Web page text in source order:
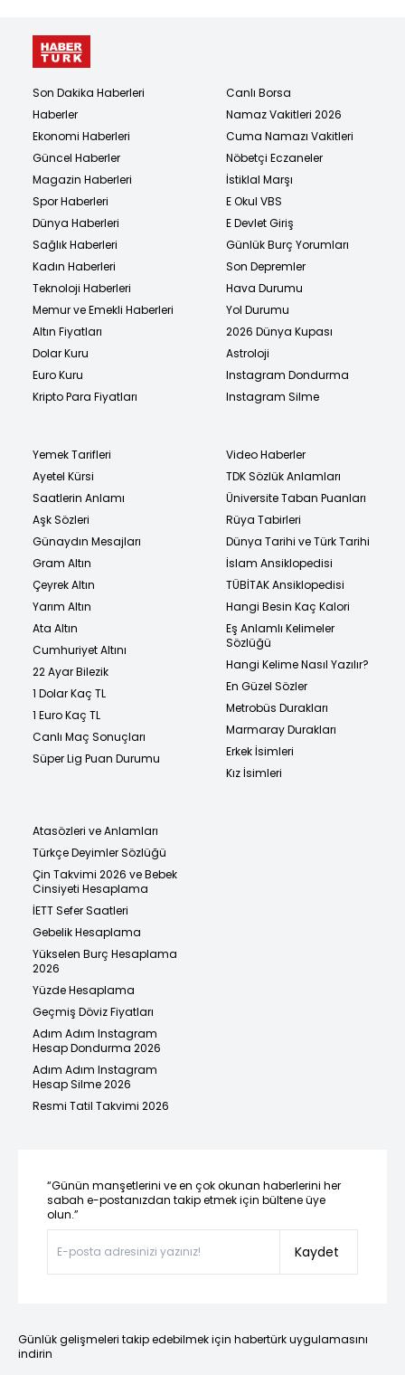
Son Dakika Haberleri
Haberler
Ekonomi Haberleri
Güncel Haberler
Magazin Haberleri
Spor Haberleri
Dünya Haberleri
Sağlık Haberleri
Kadın Haberleri
Teknoloji Haberleri
Memur ve Emekli Haberleri
Altın Fiyatları
Dolar Kuru
Euro Kuru
Kripto Para Fiyatları
Canlı Borsa
Namaz Vakitleri 2026
Cuma Namazı Vakitleri
Nöbetçi Eczaneler
İstiklal Marşı
E Okul VBS
E Devlet Giriş
Günlük Burç Yorumları
Son Depremler
Hava Durumu
Yol Durumu
2026 Dünya Kupası
Astroloji
Instagram Dondurma
Instagram Silme
Yemek Tarifleri
Ayetel Kürsi
Saatlerin Anlamı
Aşk Sözleri
Günaydın Mesajları
Gram Altın
Çeyrek Altın
Yarım Altın
Ata Altın
Cumhuriyet Altını
22 Ayar Bilezik
1 Dolar Kaç TL
1 Euro Kaç TL
Canlı Maç Sonuçları
Süper Lig Puan Durumu
Video Haberler
TDK Sözlük Anlamları
Üniversite Taban Puanları
Rüya Tabirleri
Dünya Tarihi ve Türk Tarihi
İslam Ansiklopedisi
TÜBİTAK Ansiklopedisi
Hangi Besin Kaç Kalori
Eş Anlamlı Kelimeler
Sözlüğü
Hangi Kelime Nasıl Yazılır?
En Güzel Sözler
Metrobüs Durakları
Marmaray Durakları
Erkek İsimleri
Kız İsimleri
Atasözleri ve Anlamları
Türkçe Deyimler Sözlüğü
Çin Takvimi 2026 ve Bebek
Cinsiyeti Hesaplama
İETT Sefer Saatleri
Gebelik Hesaplama
Yükselen Burç Hesaplama
2026
Yüzde Hesaplama
Geçmiş Döviz Fiyatları
Adım Adım Instagram
Hesap Dondurma 2026
Adım Adım Instagram
Hesap Silme 2026
Resmi Tatil Takvimi 2026
“Günün manşetlerini ve en çok okunan haberlerini her
sabah e-postanızdan takip etmek için bültene üye
olun.”
Kaydet
Günlük gelişmeleri takip edebilmek için habertürk uygulamasını
indirin